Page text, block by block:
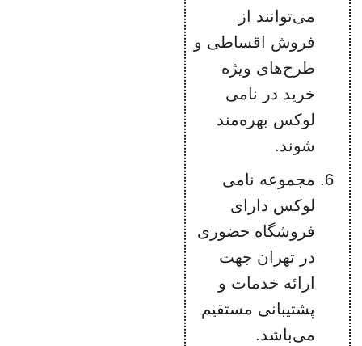
می‌توانند از
فروش اقساطی و
طرح‌های ویژه
خرید در نامی
لوکس بهره‌مند
شوند.
مجموعه نامی
لوکس دارای
فروشگاه حضوری
در تهران جهت
ارائه خدمات و
پشتیبانی مستقیم
می‌باشد.